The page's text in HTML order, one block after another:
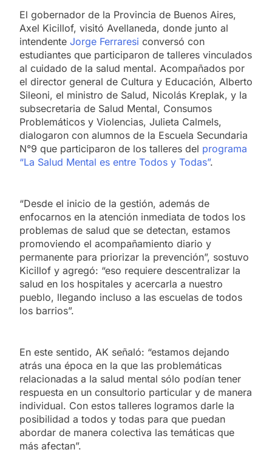
El gobernador de la Provincia de Buenos Aires,
Axel Kicillof, visitó Avellaneda, donde junto al
intendente Jorge Ferraresi conversó con
estudiantes que participaron de talleres vinculados
al cuidado de la salud mental. Acompañados por
el director general de Cultura y Educación, Alberto
Sileoni, el ministro de Salud, Nicolás Kreplak, y la
subsecretaria de Salud Mental, Consumos
Problemáticos y Violencias, Julieta Calmels,
dialogaron con alumnos de la Escuela Secundaria
N°9 que participaron de los talleres del programa
“La Salud Mental es entre Todos y Todas”.
“Desde el inicio de la gestión, además de
enfocarnos en la atención inmediata de todos los
problemas de salud que se detectan, estamos
promoviendo el acompañamiento diario y
permanente para priorizar la prevención”, sostuvo
Kicillof y agregó: “eso requiere descentralizar la
salud en los hospitales y acercarla a nuestro
pueblo, llegando incluso a las escuelas de todos
los barrios”.
En este sentido, AK señaló: “estamos dejando
atrás una época en la que las problemáticas
relacionadas a la salud mental sólo podían tener
respuesta en un consultorio particular y de manera
individual. Con estos talleres logramos darle la
posibilidad a todos y todas para que puedan
abordar de manera colectiva las temáticas que
más afectan”.